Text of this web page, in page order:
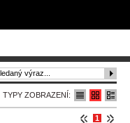
TYPY ZOBRAZENÍ:
1